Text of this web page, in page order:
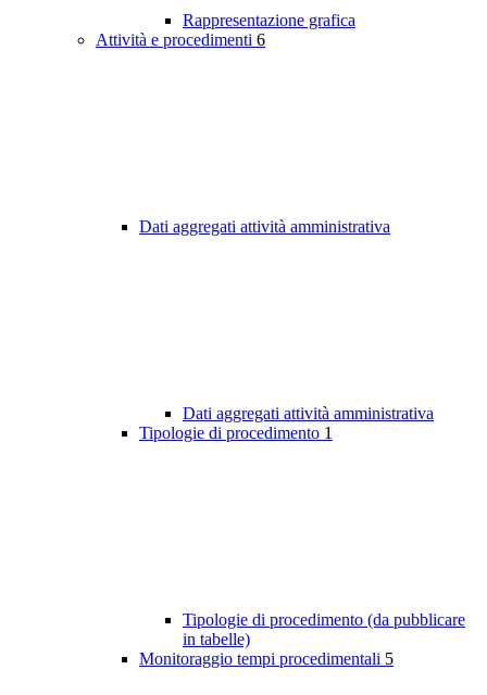
Rappresentazione grafica
Attività e procedimenti 6
Dati aggregati attività amministrativa
Dati aggregati attività amministrativa
Tipologie di procedimento 1
Tipologie di procedimento (da pubblicare
in tabelle)
Monitoraggio tempi procedimentali 5